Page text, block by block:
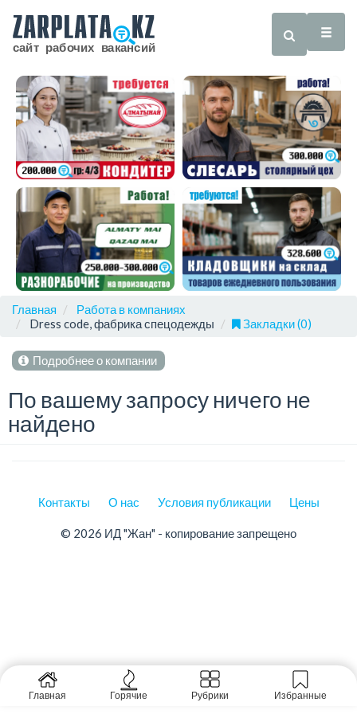
Главная
Работа в компаниях
Dress code, фабрика спецодежды
Закладки (0)
Подробнее о компании
По вашему запросу ничего не
найдено
Контакты О нас Условия публикации Цены
© 2026 ИД "Жан" - копирование запрещено
Главная Горячие Рубрики Избранные